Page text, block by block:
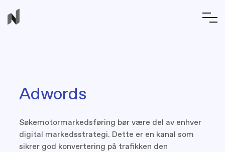
Adwords
Søkemotormarkedsføring bør være del av enhver
digital markedsstrategi. Dette er en kanal som
sikrer god konvertering på trafikken den